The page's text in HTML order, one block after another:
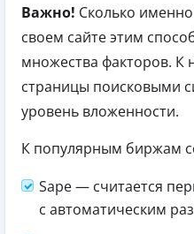
Важно! Сколько
своем сайте этим
множества факторов. К
страницы поисковыми
уровень вложенности.
К популярным биржам
Sape — считается
с автоматическим